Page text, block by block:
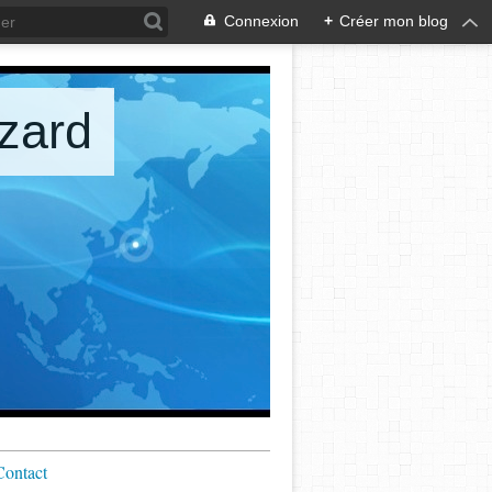
Connexion + Créer mon blog